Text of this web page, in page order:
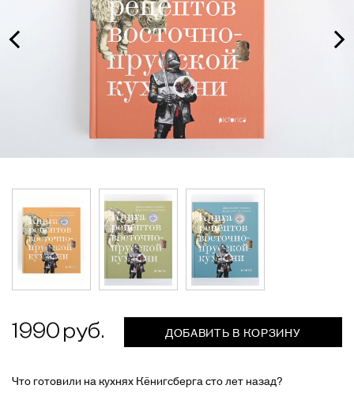
1990 ДОБАВИТЬ В КОРЗИНУ
Что готовили на кухнях Кёнигсберга сто лет назад?